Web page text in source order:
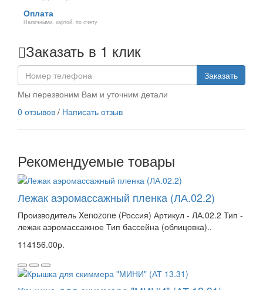
Оплата
Наличными, картой, по счету
Заказать в 1 клик
Заказать
Мы перезвоним Вам и уточним детали
0 отзывов / Написать отзыв
Рекомендуемые товары
Лежак аэромассажный пленка (ЛА.02.2)
Производитель Xenozone (Россия) Артикул - ЛА.02.2 Тип -
лежак аэромассажное Тип бассейна (облицовка)..
114156.00р.